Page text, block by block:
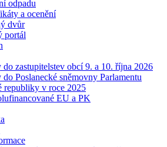
odpadu
a ocenění
dvůr
portál
do zastupitelstev obcí 9. a 10. října 2026
Poslanecké sněmovny Parlamentu
republiky v roce 2025
EU a PK